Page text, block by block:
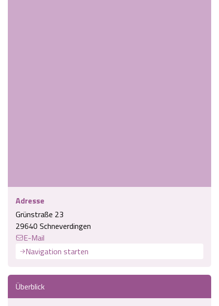
Adresse
Grünstraße 23
29640 Schneverdingen
E-Mail
Navigation starten
Überblick